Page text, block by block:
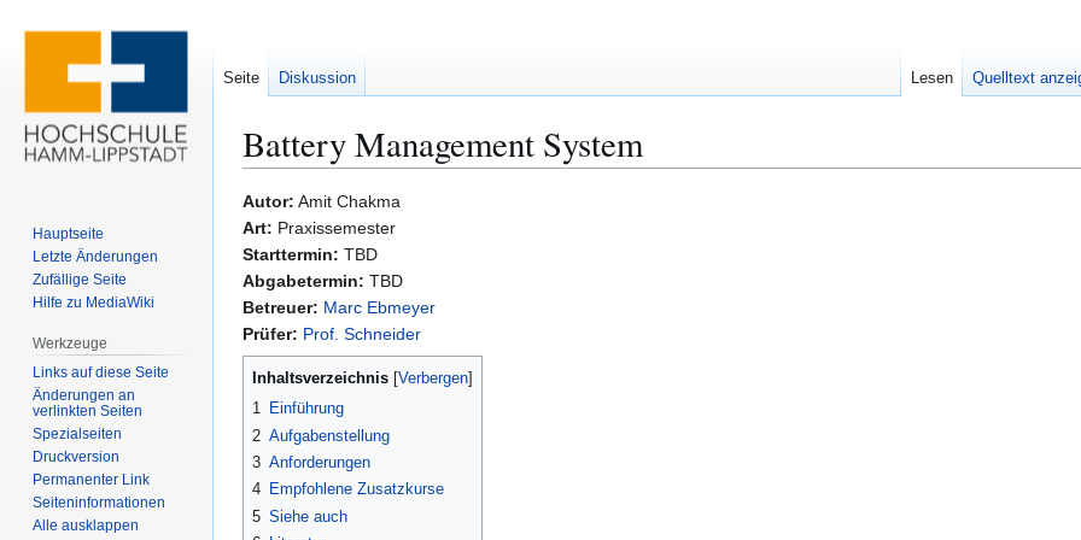
Battery Management System
Zur
Navigation
springen
Zur
Suche
springen
Autor: Amit Chakma
Art: Praxissemester
Starttermin: TBD
Abgabetermin: TBD
Betreuer: Marc Ebmeyer
Prüfer: Prof. Schneider
Inhaltsverzeichnis
1 Einführung
2 Aufgabenstellung
3 Anforderungen
4 Empfohlene Zusatzkurse
5 Siehe auch
Seite Diskussion Lesen Quelltext
Hauptseite
Letzte Änderungen
Zufällige Seite
Hilfe zu MediaWiki
Werkzeuge
Links auf diese Seite
Änderungen an
verlinkten Seiten
Spezialseiten
Druckversion
Permanenter Link
Seiten­­informationen
Alle ausklappen